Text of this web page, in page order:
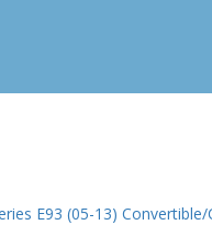
Hétfő-Péntek
E93 (05-13)